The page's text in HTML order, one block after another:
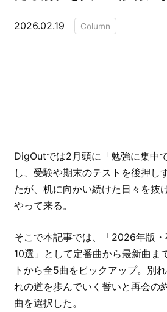
2026.02.19 Column
DigOutでは2月頭に「勉強に集中
し、受験や期末のテストを後押し
たが、机に向かい続けた日々を抜
やって来る。
そこで本記事では、「2026年版
10選」として定番曲から最新曲ま
トから全5曲をピックアップ。別
れの道を歩んでいく誓いと再会の
曲を選択した。